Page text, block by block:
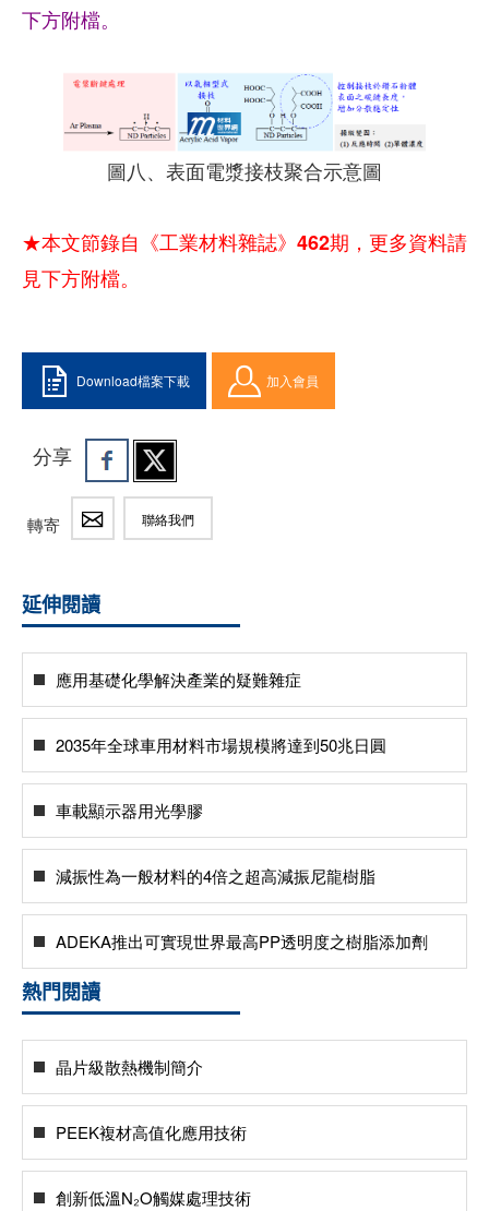
下方附檔。
圖八、表面電漿接枝聚合示意圖
★本文節錄自《工業材料雜誌》462期，更多資料請
見下方附檔。
Download檔案下載 加入會員
分享
轉寄 聯絡我們
延伸閱讀
應用基礎化學解決產業的疑難雜症
2035年全球車用材料市場規模將達到50兆日圓
車載顯示器用光學膠
減振性為一般材料的4倍之超高減振尼龍樹脂
ADEKA推出可實現世界最高PP透明度之樹脂添加劑
熱門閱讀
晶片級散熱機制簡介
PEEK複材高值化應用技術
創新低溫N₂O觸媒處理技術